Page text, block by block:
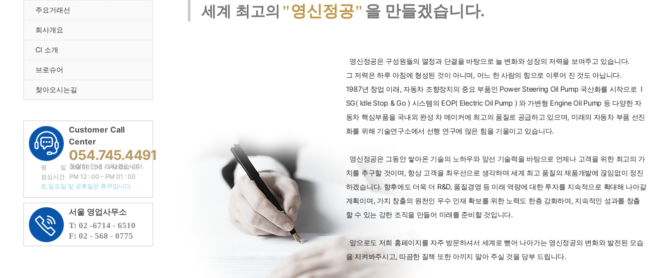
주요거래선
회사개요
CI 소개
브로슈어
찾아오시는길
Customer Call
Center
054.745.4491
친절히 안내 드리겠습니다.
평 일 AM 08 : 00 - PM 05 : 00
점심시간 PM 12 : 00 - PM 01 : 00
토,일요일 및 공휴일은 휴무입니다.
서울 영업사무소
T: 02 -6714 - 6510
F: 02 - 568 - 0775
세계 최고의 "영신정공" 을 만들겠습니다.
영신정공은 구성원들의 열정과 단결을 바탕으로 늘 변화와 성장의 저력을 보여주고 있습니다.
그 저력은 하루 아침에 형성된 것이 아니며, 어느 한 사람의 힘으로 이루어 진 것도 아닙니다.
1987년 창업 이래, 자동차 조향장치의 중요 부품인 Power Steering Oil Pump 국산화를 시작으로 I
SG( Idle Stop & Go ) 시스템의 EOP( Electric Oil Pump ) 와 가변형 Engine Oil Pump 등 다양한 자
동차 핵심부품을 국내외 완성 차 메이커에 최고의 품질로 공급하고 있으며, 미래의 자동차 부품 선진
화를 위해 기술연구소에서 선행 연구에 많은 힘을 기울이고 있습니다.
영신정공은 그동안 쌓아온 기술의 노하우와 앞선 기술력을 바탕으로 언제나 고객을 위한 최고의 가
치를 추구할 것이며, 항상 고객을 최우선으로 생각하며 세계 최고 품질의 제품개발에 끊임없이 정진
하겠습니다. 향후에도 더욱 더 R&D, 품질경영 등 미래 역량에 대한 투자를 지속적으로 확대해 나아갈
계획이며, 가치 창출의 원천인 우수 인재 확보를 위한 노력도 한층 강화하여, 지속적인 성과를 창출
할 수 있는 강한 조직을 만들어 미래를 준비할 것입니다.
앞으로도 저희 홈페이지를 자주 방문하셔서 세계로 뻗어 나아가는 영신정공의 변화와 발전된 모습
을 지켜봐주시고, 따끔한 질책 또한 아끼지 말아 주실 것을 당부 드립니다.